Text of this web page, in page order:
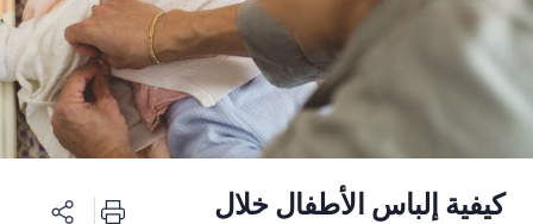
كيفية إلباس الأطفال خلال